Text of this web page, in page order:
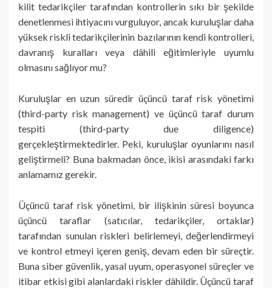
kilit tedarikçiler tarafından kontrollerin sıkı bir şekilde
denetlenmesi ihtiyacını vurguluyor, ancak kuruluşlar daha
yüksek riskli tedarikçilerinin bazılarının kendi kontrolleri,
davranış kuralları veya dâhili eğitimleriyle uyumlu
olmasını sağlıyor mu?
Kuruluşlar en uzun süredir üçüncü taraf risk yönetimi
(third-party risk management) ve üçüncü taraf durum
tespiti (third-party due diligence)
gerçekleştirmektedirler. Peki, kuruluşlar oyunlarını nasıl
geliştirmeli? Buna bakmadan önce, ikisi arasındaki farkı
anlamamız gerekir.
Üçüncü taraf risk yönetimi, bir ilişkinin süresi boyunca
üçüncü taraflar (satıcılar, tedarikçiler, ortaklar)
tarafından sunulan riskleri belirlemeyi, değerlendirmeyi
ve kontrol etmeyi içeren geniş, devam eden bir süreçtir.
Buna siber güvenlik, yasal uyum, operasyonel süreçler ve
itibar etkisi gibi alanlardaki riskler dâhildir. Üçüncü taraf